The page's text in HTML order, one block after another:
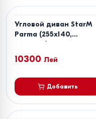
Угловой диван StarM
Parma (255x140,
200x140)
10300 Лей
Добавить